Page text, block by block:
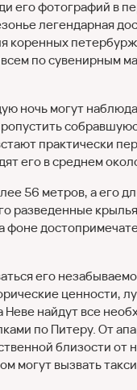
его фотографий в
легендарная
коренных
по сувенирным
ночь могут
практически
его в среднем
56 метров, а его
разведенные
его
ценности,
найдут все
по Питеру. От
близости от
могут вызвать